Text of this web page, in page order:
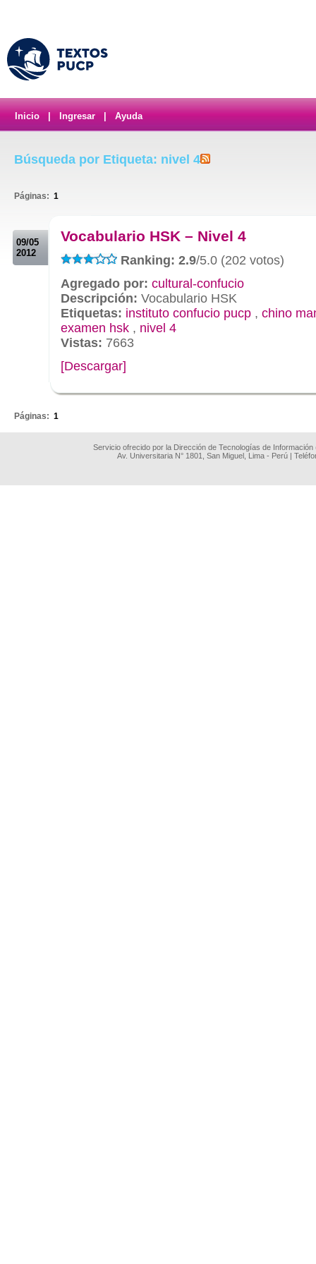
Inicio Ingresar Ayuda
Búsqueda por Etiqueta: nivel 4
Páginas: 1
09/05
2012
Vocabulario HSK – Nivel 4
Ranking: 2.9/5.0 (202 votos)
Agregado por: cultural-confucio
Descripción: Vocabulario HSK
Etiquetas: instituto confucio pucp , chino
examen hsk , nivel 4
Vistas: 7663
[Descargar]
Páginas: 1
Servicio ofrecido por la Dirección de Tecnologías de
Av. Universitaria N° 1801, San Miguel, Lima - Perú |